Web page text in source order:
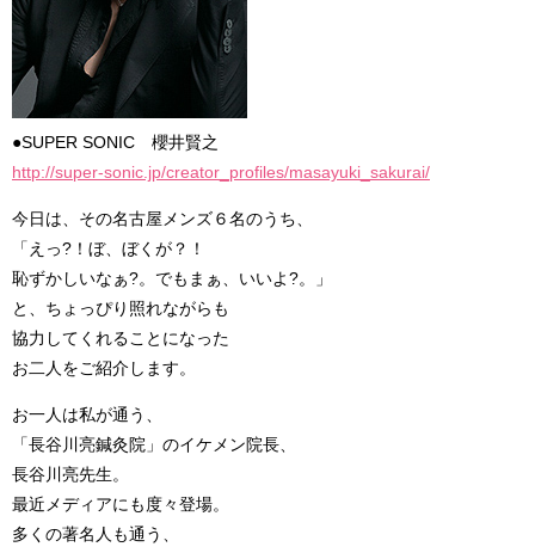
●SUPER SONIC 櫻井賢之
http://super-sonic.jp/creator_profiles/masayuki_sakurai/
今日は、その名古屋メンズ６名のうち、
「えっ?！ぼ、ぼくが？！
恥ずかしいなぁ?。でもまぁ、いいよ?。」
と、ちょっぴり照れながらも
協力してくれることになった
お二人をご紹介します。
お一人は私が通う、
「長谷川亮鍼灸院」のイケメン院長、
長谷川亮先生。
最近メディアにも度々登場。
多くの著名人も通う、